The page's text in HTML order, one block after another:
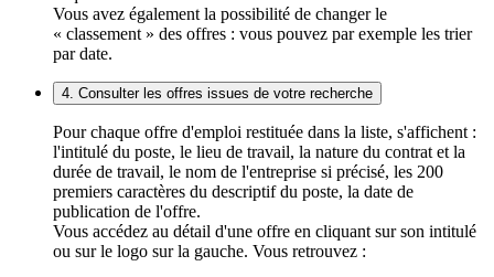
Vous avez également la possibilité de changer le
« classement » des offres : vous pouvez par exemple les trier
par date.
4. Consulter les offres issues de votre recherche
Pour chaque offre d'emploi restituée dans la liste, s'affichent :
l'intitulé du poste, le lieu de travail, la nature du contrat et la
durée de travail, le nom de l'entreprise si précisé, les 200
premiers caractères du descriptif du poste, la date de
publication de l'offre.
Vous accédez au détail d'une offre en cliquant sur son intitulé
ou sur le logo sur la gauche. Vous retrouvez :